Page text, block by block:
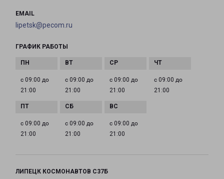
EMAIL
lipetsk@pecom.ru
ГРАФИК РАБОТЫ
с 09:00 до
21:00
с 09:00 до
21:00
с 09:00 до
21:00
с 09:00 до
21:00
с 09:00 до
21:00
с 09:00 до
21:00
с 09:00 до
21:00
ЛИПЕЦК КОСМОНАВТОВ С37Б